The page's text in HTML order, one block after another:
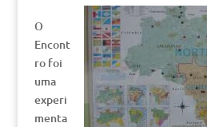
O
Encont
ro foi
uma
experi
menta